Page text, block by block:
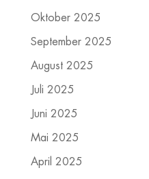
Oktober 2025
September 2025
August 2025
Juli 2025
Juni 2025
Mai 2025
April 2025